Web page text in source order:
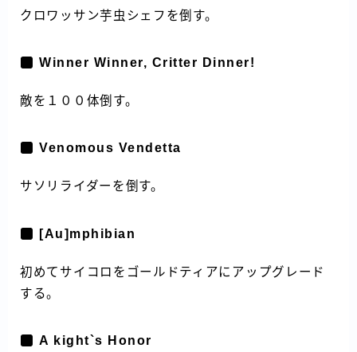
クロワッサン芋虫シェフを倒す。
Winner Winner, Critter Dinner!
敵を１００体倒す。
Venomous Vendetta
サソリライダーを倒す。
[Au]mphibian
初めてサイコロをゴールドティアにアップグレード
する。
A kight`s Honor